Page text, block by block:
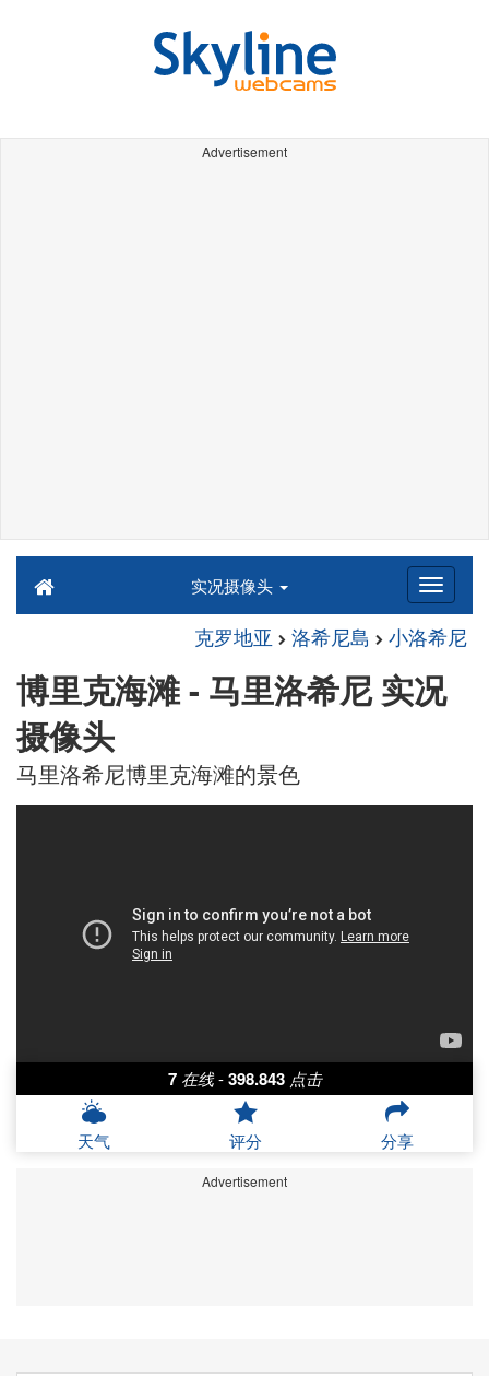
Advertisement
实况摄像头
克罗地亚 洛希尼島 小洛希尼
博里克海滩 - 马里洛希尼 实况
摄像头
马里洛希尼博里克海滩的景色
7 在线 - 398.843 点击
天气 评分 分享
Advertisement